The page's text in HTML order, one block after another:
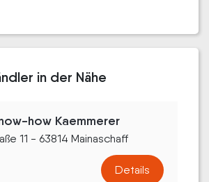
in der Nähe
how Kaemmerer
11 - 63814 Mainaschaff
Details